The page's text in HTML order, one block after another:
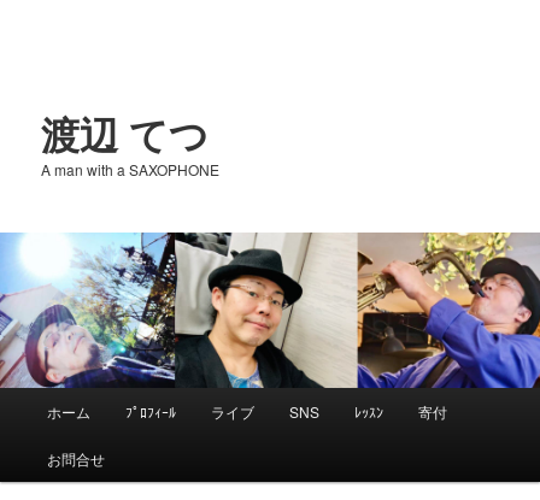
渡辺 てつ
A man with a SAXOPHONE
メ
イ
サ
ブ
ホーム ﾌﾟﾛﾌｨｰﾙ ライブ SNS ﾚｯｽﾝ 寄付
お問合せ